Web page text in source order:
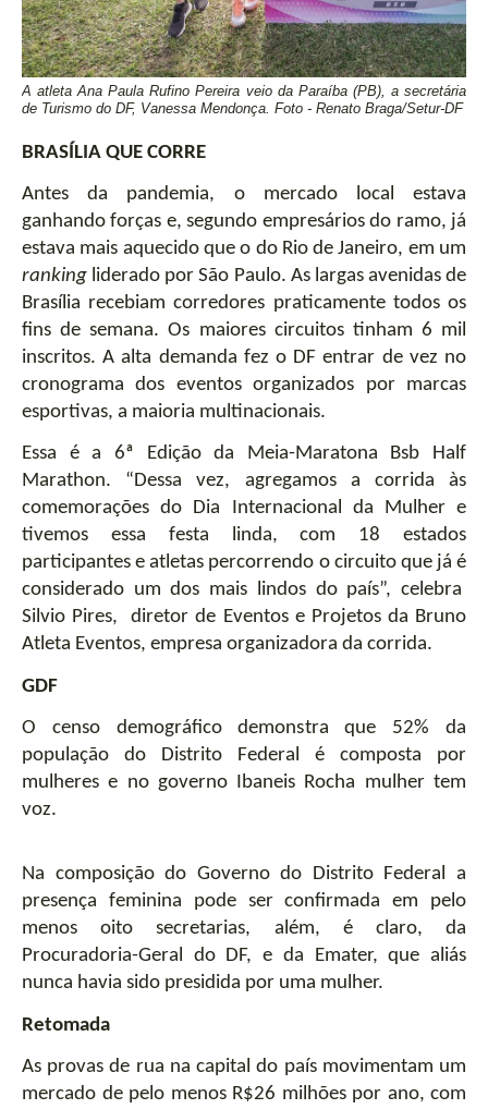
A atleta Ana Paula Rufino Pereira veio da Paraíba (PB), a secretária
de Turismo do DF, Vanessa Mendonça. Foto - Renato Braga/Setur-DF
BRASÍLIA QUE CORRE
Antes da pandemia, o mercado local estava
ganhando forças e, segundo empresários do ramo, já
estava mais aquecido que o do Rio de Janeiro, em um
ranking liderado por São Paulo. As largas avenidas de
Brasília recebiam corredores praticamente todos os
fins de semana. Os maiores circuitos tinham 6 mil
inscritos. A alta demanda fez o DF entrar de vez no
cronograma dos eventos organizados por marcas
esportivas, a maioria multinacionais.
Essa é a 6ª Edição da Meia-Maratona Bsb Half
Marathon. “Dessa vez, agregamos a corrida às
comemorações do Dia Internacional da Mulher e
tivemos essa festa linda, com 18 estados
participantes e atletas percorrendo o circuito que já é
considerado um dos mais lindos do país”, celebra
Silvio Pires,  diretor de Eventos e Projetos da Bruno
Atleta Eventos, empresa organizadora da corrida.
GDF
O censo demográfico demonstra que 52% da
população do Distrito Federal é composta por
mulheres e no governo Ibaneis Rocha mulher tem
voz.
Na composição do Governo do Distrito Federal a
presença feminina pode ser confirmada em pelo
menos oito secretarias, além, é claro, da
Procuradoria-Geral do DF, e da Emater, que aliás
nunca havia sido presidida por uma mulher.
Retomada
As provas de rua na capital do país movimentam um
mercado de pelo menos R$26 milhões por ano, com